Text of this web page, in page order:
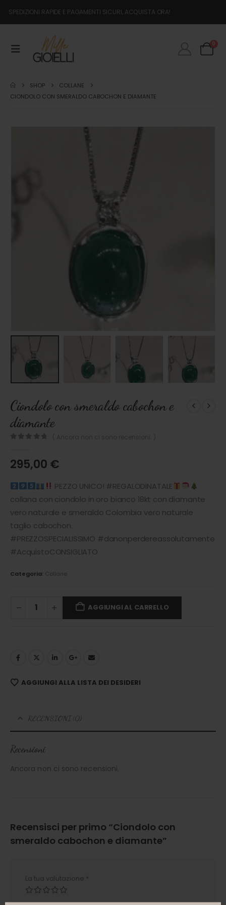
SPEDIZIONI RAPIDE E PAGAMENTI SICURI, ACQUISTA ORA!
0
SHOP
COLLANE
CIONDOLO CON SMERALDO CABOCHON E DIAMANTE
Ciondolo con smeraldo cabochon e
diamante
295,00 €
PEZZO UNICO! #REGALODINATALE
collana con ciondolo in oro bianco 18kt con diamante
vero naturale e smeraldo Colombia vero naturale
taglio cabochon.
#PREZZOSPECIALISSIMO #danonperdereassolutamente
#AcquistoCONSIGLIATO
Categoria: Collane
AGGIUNGI AL CARRELLO
AGGIUNGI ALLA LISTA DEI DESIDERI
RECENSIONI (0)
Recensioni
Ancora non ci sono recensioni.
Recensisci per primo “Ciondolo con
smeraldo cabochon e diamante”
La tua valutazione *